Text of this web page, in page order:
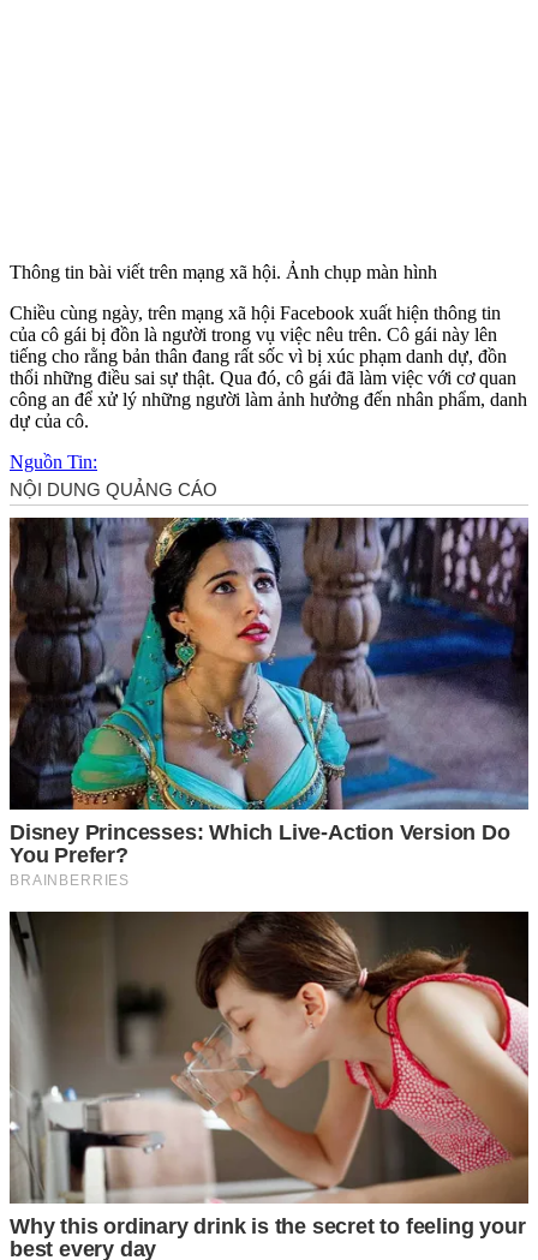
Thông tin bài viết trên mạng xã hội. Ảnh chụp màn hình
Chiều cùng ngày, trên mạng xã hội Facebook xuất hiện thông tin
của cô gái bị đồn là người trong vụ việc nêu trên. Cô gái này lên
tiếng cho rằng bản thân đang rất sốc vì bị xúc phạm danh dự, đồn
thổi những điều sai sự thật. Qua đó, cô gái đã làm việc với cơ quan
công an để xử lý những người làm ảnh hưởng đến nhân phẩm, danh
dự của cô.
Nguồn Tin: